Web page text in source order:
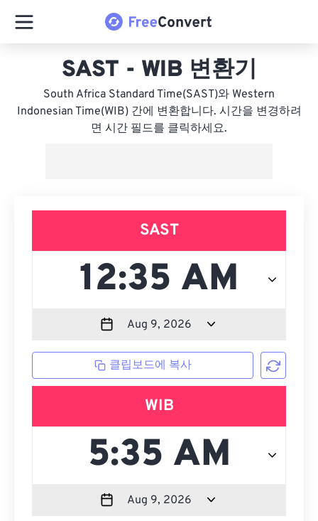
SAST - WIB 변환기
South Africa Standard Time(SAST)와 Western
Indonesian Time(WIB) 간에 변환합니다. 시간을 변경하려
면 시간 필드를 클릭하세요.
SAST
클립보드에 복사
WIB